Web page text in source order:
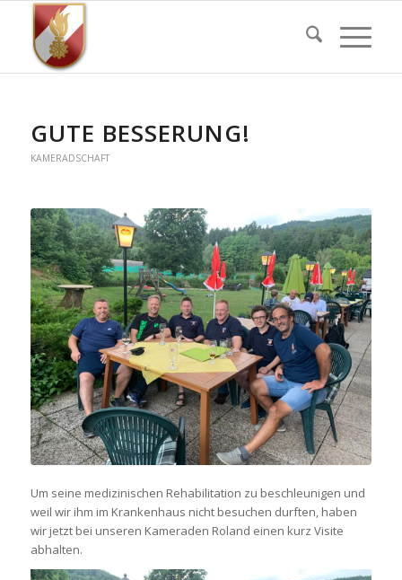
GUTE BESSERUNG!
KAMERADSCHAFT
Um seine medizinischen Rehabilitation zu beschleunigen und
weil wir ihm im Krankenhaus nicht besuchen durften, haben
wir jetzt bei unseren Kameraden Roland einen kurz Visite
abhalten.